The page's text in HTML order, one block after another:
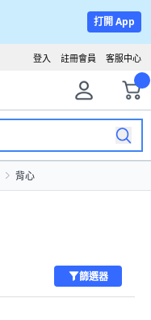
打開 App
客服中心
註冊會員
登入
背心
篩選器